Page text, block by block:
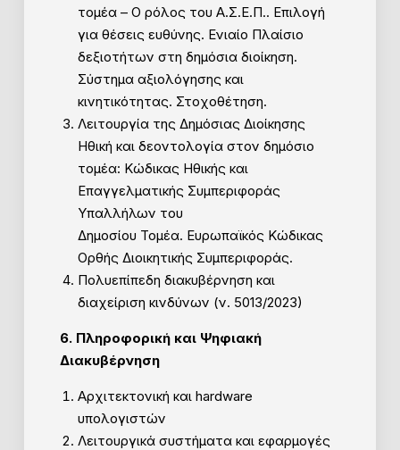
τομέα – Ο ρόλος του Α.Σ.Ε.Π.. Επιλογή
για θέσεις ευθύνης. Ενιαίο Πλαίσιο
δεξιοτήτων στη δημόσια διοίκηση.
Σύστημα αξιολόγησης και
κινητικότητας. Στοχοθέτηση.
Λειτουργία της Δημόσιας Διοίκησης
Ηθική και δεοντολογία στον δημόσιο
τομέα: Κώδικας Ηθικής και
Επαγγελματικής Συμπεριφοράς
Υπαλλήλων του
Δημοσίου Τομέα. Ευρωπαϊκός Κώδικας
Ορθής Διοικητικής Συμπεριφοράς.
Πολυεπίπεδη διακυβέρνηση και
διαχείριση κινδύνων (ν. 5013/2023)
6. Πληροφορική και Ψηφιακή
Διακυβέρνηση
Αρχιτεκτονική και hardware
υπολογιστών
Λειτουργικά συστήματα και εφαρμογές